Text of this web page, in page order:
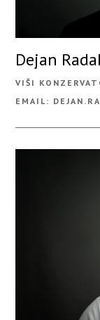
Dejan
VIŠI
EMAIL: